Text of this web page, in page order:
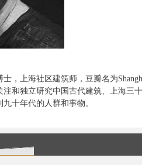
，上海社区建筑师，豆瓣名为
和独立研究中国古代建筑、上海三
十年代的人群和事物。